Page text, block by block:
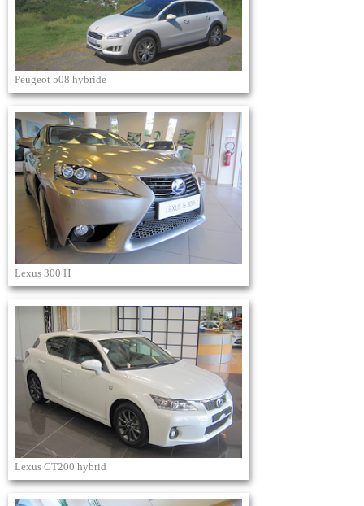
Peugeot 508 hybride
Lexus 300 H
Lexus CT200 hybrid